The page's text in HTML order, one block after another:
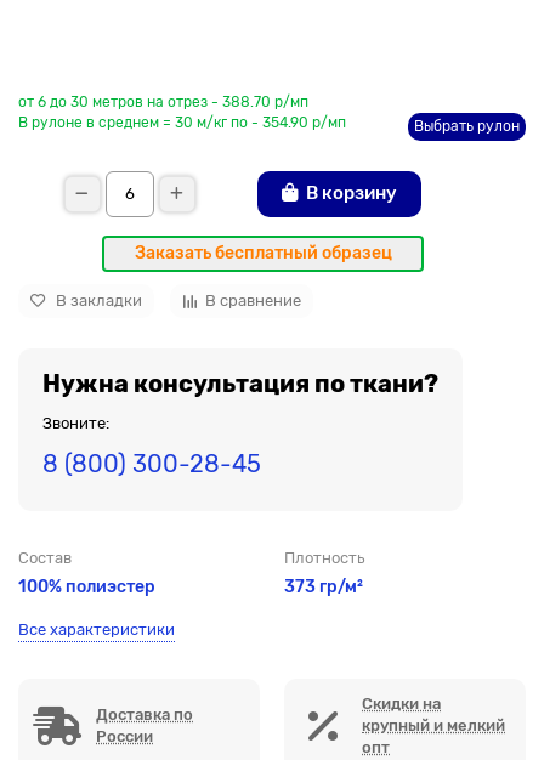
от 6 до 30 метров на отрез - 388.70 р/мп
В рулоне в среднем = 30 м/кг по - 354.90 р/мп
Выбрать рулон
В корзину
Заказать бесплатный образец
В закладки В сравнение
Нужна консультация по ткани?
Звоните:
8 (800) 300-28-45
Состав
100% полиэстер
Плотность
373 гр/м²
Все характеристики
Доставка по
России
Скидки на
крупный и мелкий
опт